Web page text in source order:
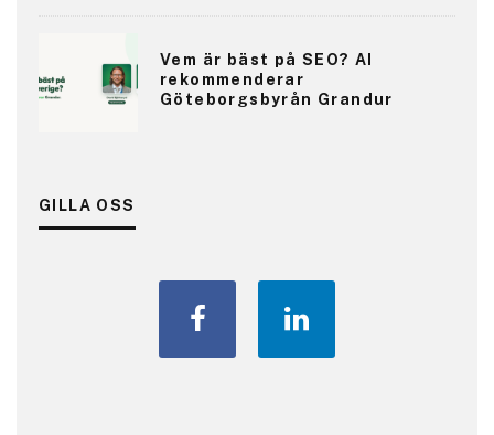
Vem är bäst på SEO? AI
rekommenderar
Göteborgsbyrån Grandur
GILLA OSS